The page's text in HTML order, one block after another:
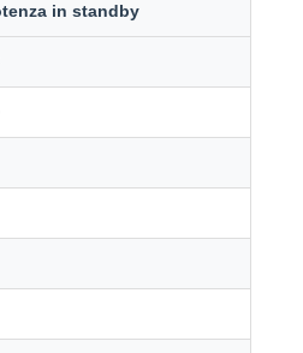
in standby